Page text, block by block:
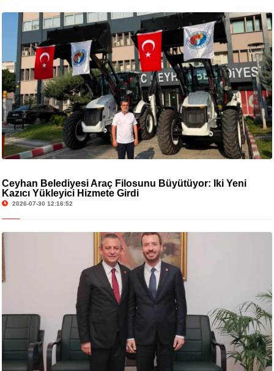
Ceyhan Belediyesi Araç Filosunu Büyütüyor: İki Yeni
Kazıcı Yükleyici Hizmete Girdi
2026-07-30 12:16:52